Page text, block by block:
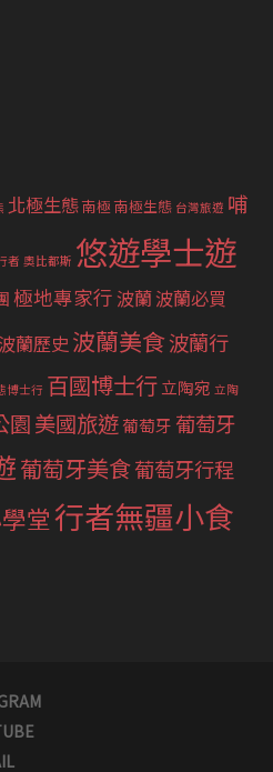
北極生態南極 南極生態 台灣旅遊 哺
者 奧比都斯 悠遊學士遊
極地專家行 波蘭波蘭必買
波蘭歷史波蘭美食波蘭行
博士行 百國博士行立陶宛 立陶
園美國旅遊葡萄牙 葡萄牙
葡萄牙美食葡萄牙行程
堂行者無疆小食